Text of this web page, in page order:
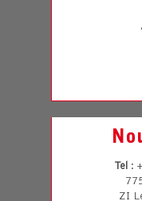
Tel :
ZI